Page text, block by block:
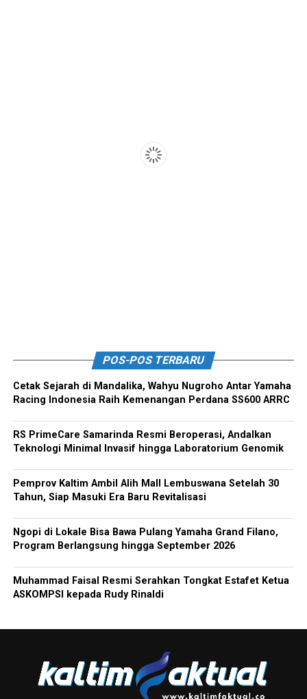
POS-POS TERBARU
Cetak Sejarah di Mandalika, Wahyu Nugroho Antar Yamaha
Racing Indonesia Raih Kemenangan Perdana SS600 ARRC
RS PrimeCare Samarinda Resmi Beroperasi, Andalkan
Teknologi Minimal Invasif hingga Laboratorium Genomik
Pemprov Kaltim Ambil Alih Mall Lembuswana Setelah 30
Tahun, Siap Masuki Era Baru Revitalisasi
Ngopi di Lokale Bisa Bawa Pulang Yamaha Grand Filano,
Program Berlangsung hingga September 2026
Muhammad Faisal Resmi Serahkan Tongkat Estafet Ketua
ASKOMPSI kepada Rudy Rinaldi